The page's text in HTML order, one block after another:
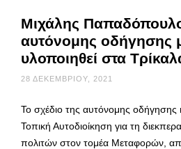
Μιχάλης
αυτόνομης οδήγησης
υλοποιηθεί στα
28 ΔΕΚΕΜΒΡΊΟΥ, 2021
Το σχέδιο της αυτόνομης οδήγησης
Τοπική Αυτοδιοίκηση για τη
πολιτών στον τομέα Μεταφορών,